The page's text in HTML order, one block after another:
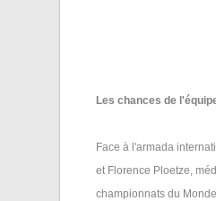
Les chances de
Face à l'armada
et Florence Ploetze,
championnats du